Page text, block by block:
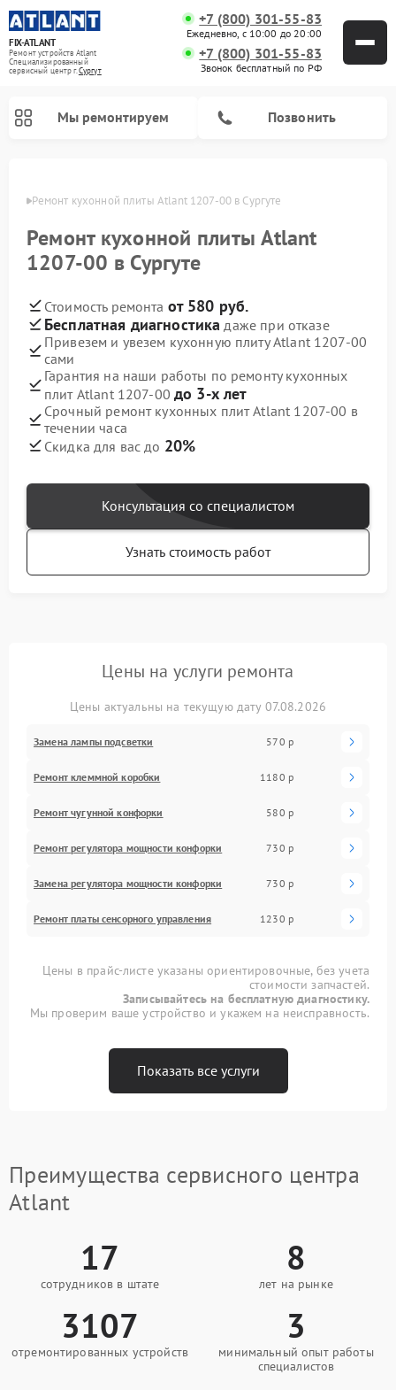
FIX-ATLANT
Ремонт устройств Atlant
Специализированный
cервисный центр г.Сургут
+7 (800) 301-55-83
Ежедневно, с 10:00 до 20:00
+7 (800) 301-55-83
Звонок бесплатный по РФ
Мы ремонтируем Позвонить
Ремонт кухонной плиты Atlant 1207-00 в Сургуте
Ремонт кухонной плиты Atlant
1207-00 в Сургуте
Стоимость ремонта от 580 руб.
Бесплатная диагностика даже при отказе
Привезем и увезем кухонную плиту Atlant 1207-00
сами
Гарантия на наши работы по ремонту кухонных
плит Atlant 1207-00 до 3-х лет
Срочный ремонт кухонных плит Atlant 1207-00 в
течении часа
Скидка для вас до 20%
Консультация со специалистом
Узнать стоимость работ
Цены на услуги ремонта
Цены актуальны на текущую дату 07.08.2026
Замена лампы подсветки 570 р
Ремонт клеммной коробки 1180 р
Ремонт чугунной конфорки 580 р
Ремонт регулятора мощности конфорки 730 р
Замена регулятора мощности конфорки 730 р
Ремонт платы сенсорного управления 1230 р
Цены в прайс-листе указаны ориентировочные, без учета
стоимости запчастей.
Записывайтесь на бесплатную диагностику.
Мы проверим ваше устройство и укажем на неисправность.
Показать все услуги
Преимущества сервисного центра
Atlant
17
сотрудников в штате
8
лет на рынке
3107
отремонтированных устройств
3
минимальный опыт работы
специалистов